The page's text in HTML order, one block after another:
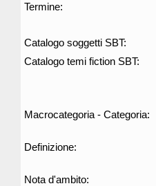
Termine:
Catalogo soggetti SBT:
Catalogo temi fiction SBT:
Macrocategoria - Categoria:
Definizione:
Nota d'ambito: